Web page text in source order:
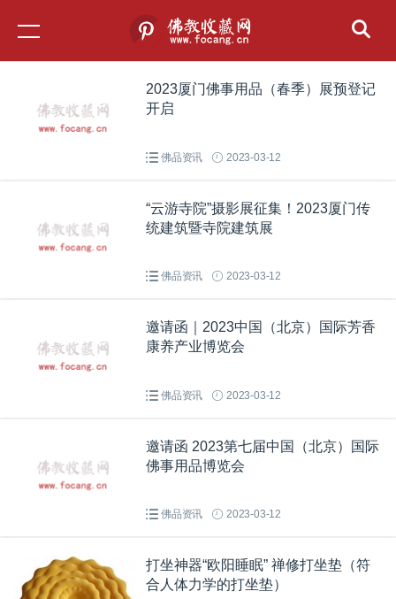
2023厦门佛事用品（春季）展预登记
开启
佛品资讯 2023-03-12
“云游寺院”摄影展征集！2023厦门传
统建筑暨寺院建筑展
佛品资讯 2023-03-12
邀请函｜2023中国（北京）国际芳香
康养产业博览会
佛品资讯 2023-03-12
邀请函 2023第七届中国（北京）国际
佛事用品博览会
佛品资讯 2023-03-12
打坐神器“欧阳睡眠” 禅修打坐垫（符
合人体力学的打坐垫）